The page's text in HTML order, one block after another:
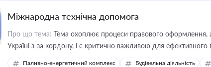
Міжнародна технічна допомога
Про що тема: Тема охоплює процеси правового оформлення,
Україні з-за кордону, і є критично важливою для
інфраструктурних проєктів
Паливно-енергетичний комплекс Будівельна діяльність